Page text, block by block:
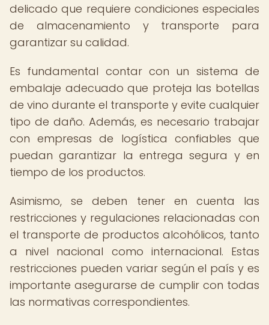
delicado que requiere condiciones especiales
de almacenamiento y transporte para
garantizar su calidad.
Es fundamental contar con un sistema de
embalaje adecuado que proteja las botellas
de vino durante el transporte y evite cualquier
tipo de daño. Además, es necesario trabajar
con empresas de logística confiables que
puedan garantizar la entrega segura y en
tiempo de los productos.
Asimismo, se deben tener en cuenta las
restricciones y regulaciones relacionadas con
el transporte de productos alcohólicos, tanto
a nivel nacional como internacional. Estas
restricciones pueden variar según el país y es
importante asegurarse de cumplir con todas
las normativas correspondientes.